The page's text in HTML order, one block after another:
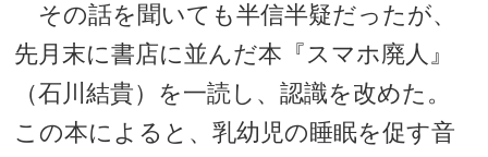
その話を聞いても半信半疑だったが、
先月末に書店に並んだ本『スマホ廃人』
（石川結貴）を一読し、認識を改めた。
この本によると、乳幼児の睡眠を促す音